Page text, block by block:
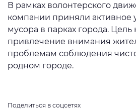
В рамках волонтерского
компании приняли активное
мусора в парках города.
привлечение внимания
проблемам соблюдения
родном городе.
Поделиться в соцсетях